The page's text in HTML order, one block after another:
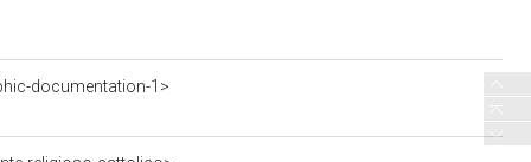
documentation-1>